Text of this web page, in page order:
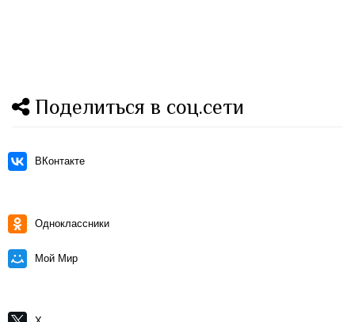
Поделиться в соц.сети
ВКонтакте
Одноклассники
Мой Мир